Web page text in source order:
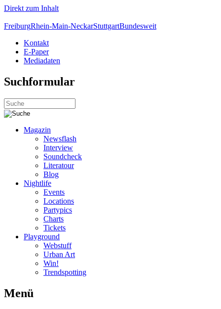
Direkt zum Inhalt
FreiburgRhein-Main-NeckarStuttgartBundesweit
Kontakt
E-Paper
Mediadaten
Suchformular
Magazin
Newsflash
Interview
Soundcheck
Literatour
Blog
Nightlife
Events
Locations
Partypics
Charts
Tickets
Playground
Webstuff
Urban Art
Win!
Trendspotting
Menü